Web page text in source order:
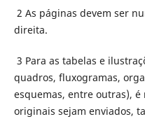
2 As páginas devem ser
direita.
3 Para as tabelas e
quadros, fluxogramas,
esquemas, entre outras),
originais sejam enviados,